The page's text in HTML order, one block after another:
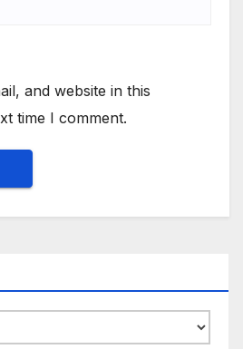
and website in this
time I comment.